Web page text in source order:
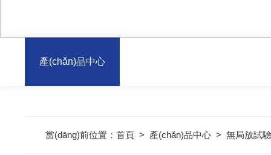
產(chǎn)品中心
當(dāng)前位置： 首頁> 產(chǎn)品中心> 無局放試